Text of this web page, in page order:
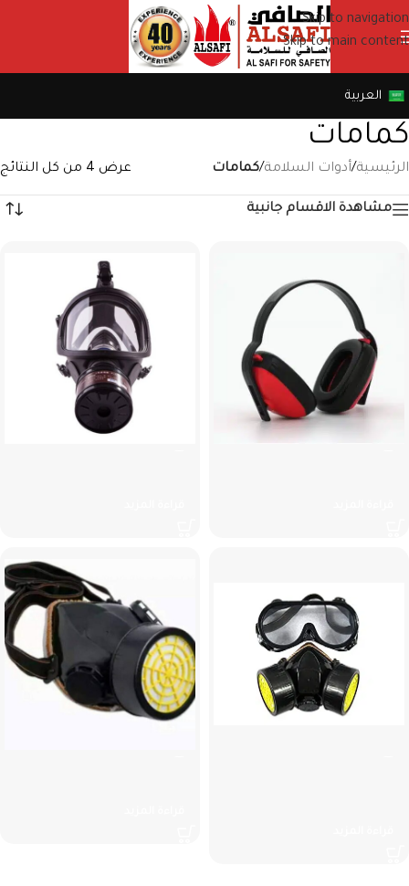
Skip to navigation
Skip to main content
العربية
كمامات
الرئيسية/أدوات السلامة/كمامات عرض ⁦4⁩ من كل النتائج
مشاهدة الاقسام جانبية